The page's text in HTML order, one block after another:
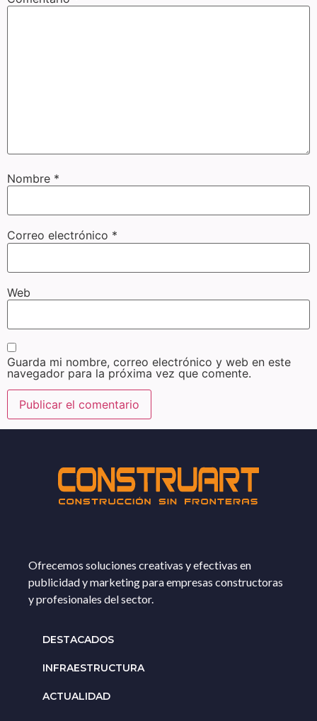
Nombre *
Correo electrónico *
Web
Guarda mi nombre, correo electrónico y web en este
navegador para la próxima vez que comente.
Ofrecemos soluciones creativas y efectivas en
publicidad y marketing para empresas constructoras
y profesionales del sector.
DESTACADOS
INFRAESTRUCTURA
ACTUALIDAD